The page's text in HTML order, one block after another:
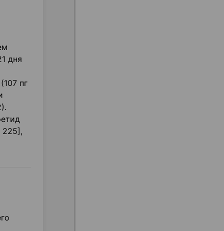
дня
пг
225],